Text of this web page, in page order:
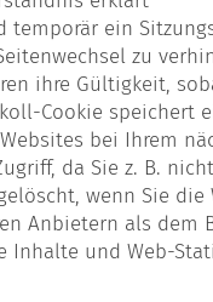
ein
zu
ihre Gültigkeit,
Cookie speichert
bei Ihrem
da Sie z. B.
wenn Sie
Anbietern als dem
und Web-